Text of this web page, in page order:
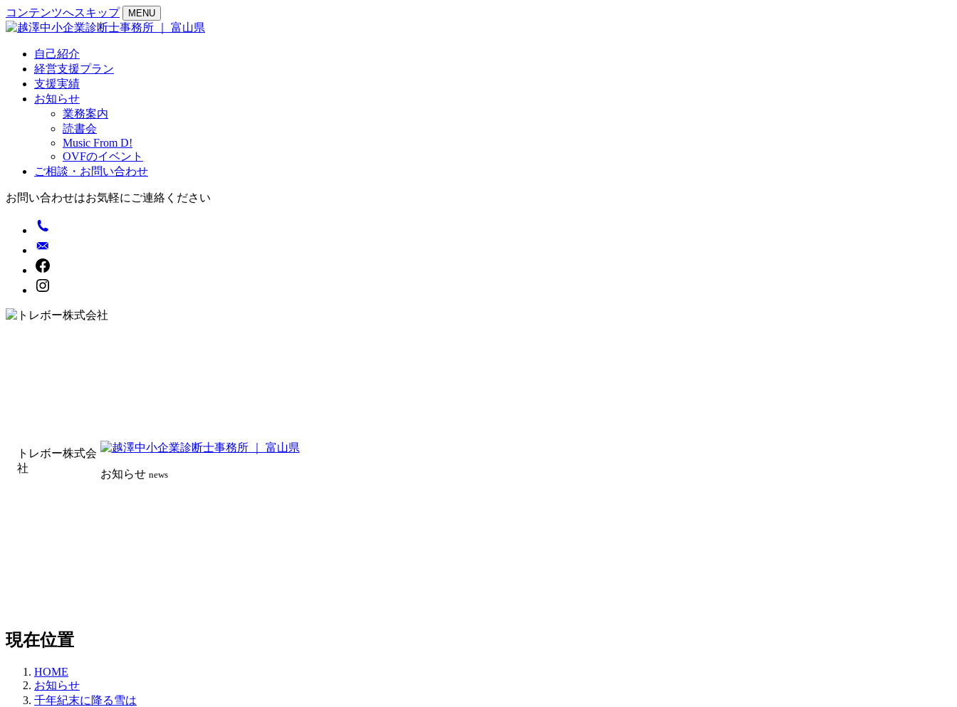
コンテンツへスキップ MENU
自己紹介
経営支援プラン
支援実績
お知らせ
業務案内
読書会
Music From D!
OVFのイベント
ご相談・お問い合わせ
お問い合わせはお気軽にご連絡ください
トレボー株式会
社
お知らせ news
現在位置
HOME
お知らせ
千年紀末に降る雪は